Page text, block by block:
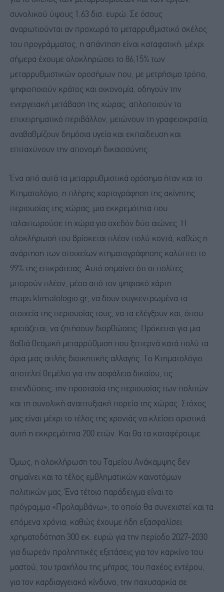
συνολικού ύψους 1,63 δισ. ευρώ. Σε όσους
αναρωτιούνται αν προχωρά το μεταρρυθμιστικό σκέλος
του προγράμματος, η απάντηση είναι καταφατική: μέχρι
σήμερα έχουμε ολοκληρώσει το 86,15% των
μεταρρυθμιστικών οροσήμων που, με μετρήσιμο τρόπο,
ψηφιοποιούν κράτος και οικονομία, οδηγούν την
ενεργειακή μετάβαση της χώρας, απλοποιούν το
επιχειρηματικό περιβάλλον, μειώνουν τη γραφειοκρατία,
αναβαθμίζουν δημόσια υγεία και εκπαίδευση και
επιταχύνουν την απονομή δικαιοσύνης.
Ένα από αυτά τα μεταρρυθμιστικά ορόσημα ήταν και το
Κτηματολόγιο, η πλήρης χαρτογράφηση της ακίνητης
περιουσίας της χώρας, μια εκκρεμότητα που
ταλαιπωρούσε τη χώρα για σχεδόν δύο αιώνες. Η
ολοκλήρωσή του βρίσκεται πλέον πολύ κοντά, καθώς η
ανάρτηση των στοιχείων κτηματογράφησης καλύπτει το
99% της επικράτειας. Αυτό σημαίνει ότι οι πολίτες
μπορούν πλέον, μέσα από τον ψηφιακό χάρτη
maps.ktimatologio.gr, να δουν συγκεντρωμένα τα
στοιχεία της περιουσίας τους, να τα ελέγξουν και, όπου
χρειάζεται, να ζητήσουν διορθώσεις. Πρόκειται για μια
βαθιά θεσμική μεταρρύθμιση που ξεπερνά κατά πολύ τα
όρια μιας απλής διοικητικής αλλαγής. Το Κτηματολόγιο
αποτελεί θεμέλιο για την ασφάλεια δικαίου, τις
επενδύσεις, την προστασία της περιουσίας των πολιτών
και τη συνολική αναπτυξιακή πορεία της χώρας. Στόχος
μας είναι μέχρι το τέλος της χρονιάς να κλείσει οριστικά
αυτή η εκκρεμότητα 200 ετών. Και θα τα καταφέρουμε.
Όμως, η ολοκλήρωση του Ταμείου Ανάκαμψης δεν
σημαίνει και το τέλος εμβληματικών καινοτόμων
πολιτικών μας. Ένα τέτοιο παράδειγμα είναι το
πρόγραμμα «Προλαμβάνω», το οποίο θα συνεχιστεί και τα
επόμενα χρόνια, καθώς έχουμε ήδη εξασφαλίσει
χρηματοδότηση 300 εκ. ευρώ για την περίοδο 2027-2030
για δωρεάν προληπτικές εξετάσεις για τον καρκίνο του
μαστού, του τραχήλου της μήτρας, του παχέος εντέρου,
για τον καρδιαγγειακό κίνδυνο, την παχυσαρκία σε